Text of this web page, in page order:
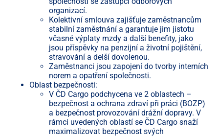
organizací.
Kolektivní smlouva zajišťuje zaměstnancům
stabilní zaměstnání a garantuje jim jistotu
včasné výplaty mzdy a další benefity, jako
jsou příspěvky na penzijní a životní pojištění,
stravování a delší dovolenou.
Zaměstnanci jsou zapojení do tvorby interních
norem a opatření společnosti.
Oblast bezpečnosti:
V ČD Cargo podchycena ve 2 oblastech –
bezpečnost a ochrana zdraví při práci (BOZP)
a bezpečnost provozování drážní dopravy. V
rámci uvedených oblastí se ČD Cargo snaží
maximalizovat bezpečnost svých